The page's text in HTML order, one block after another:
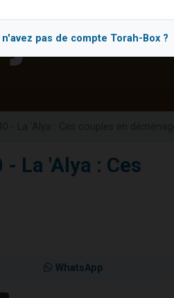
pour Reloger Rivka, 6 enfants, victime
bénédiction
La 'Alya : Ces
WhatsApp
pas de compte Torah-Box ?